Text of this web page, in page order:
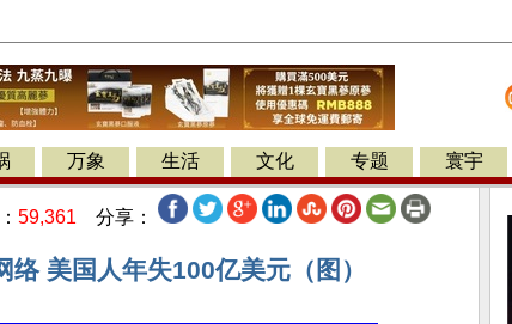
万象 生活 文化 专题 寰宇
59,361 分享：
美国人年失100亿美元（图）